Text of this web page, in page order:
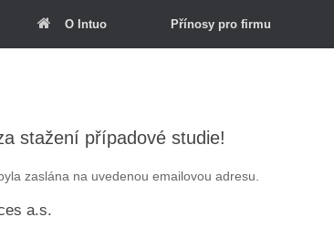
O Intuo Přínosy pro firmu
stažení případové studie!
zaslána na uvedenou emailovou adresu.
a.s.